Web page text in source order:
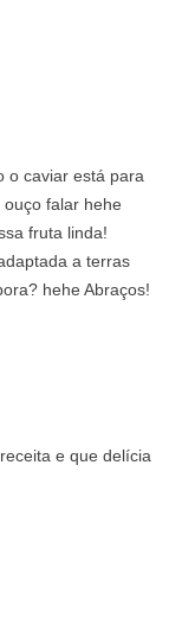
o caviar está para
falar hehe
fruta linda!
a terras
hehe Abraços!
e que delícia